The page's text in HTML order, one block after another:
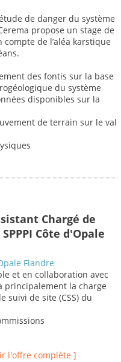
de danger du système
propose un stage de
de l’aléa karstique
des fontis sur la base
du système
disponibles sur la
de terrain sur le val
Chargé de
Côte d'Opale
Flandre
et en collaboration avec
principalement la charge
suivi de site (CSS) du
l'offre complète ]